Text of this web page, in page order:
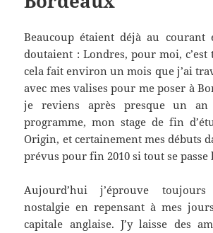
Beaucoup étaient déjà au courant
doutaient : Londres, pour moi,
cela fait environ un mois que j’ai
avec mes valises pour me poser à
je reviens après presque un an
programme, mon stage de fin
Origin, et certainement mes débuts
prévus pour fin 2010 si tout se passe
Aujourd’hui j’éprouve
nostalgie en repensant à mes
capitale anglaise. J’y laisse des